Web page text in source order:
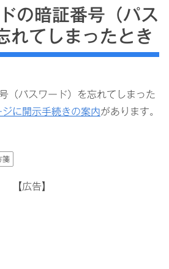
の暗証番号（パス
れてしまったとき
（パスワード）を忘れてしまった
ジに開示手続きの案内があります。
箋
【広告】